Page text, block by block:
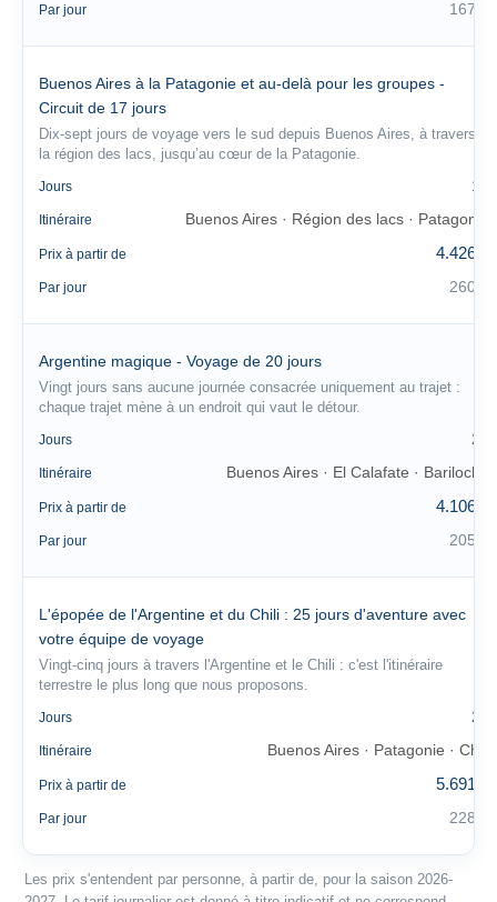
Par jour 167 €
Buenos Aires à la Patagonie et au-delà pour les groupes -
Circuit de 17 jours
Dix-sept jours de voyage vers le sud depuis Buenos Aires, à travers
la région des lacs, jusqu’au cœur de la Patagonie.
Jours 17
Itinéraire Buenos Aires · Région des lacs · Patagonie
Prix à partir de 4.426 €
Par jour 260 €
Argentine magique - Voyage de 20 jours
Vingt jours sans aucune journée consacrée uniquement au trajet :
chaque trajet mène à un endroit qui vaut le détour.
Jours 20
Itinéraire Buenos Aires · El Calafate · Bariloche
Prix à partir de 4.106 €
Par jour 205 €
L'épopée de l'Argentine et du Chili : 25 jours d'aventure avec
votre équipe de voyage
Vingt-cinq jours à travers l'Argentine et le Chili : c'est l'itinéraire
terrestre le plus long que nous proposons.
Jours 25
Itinéraire Buenos Aires · Patagonie · Chili
Prix à partir de 5.691 €
Par jour 228 €
Les prix s'entendent par personne, à partir de, pour la saison 2026-